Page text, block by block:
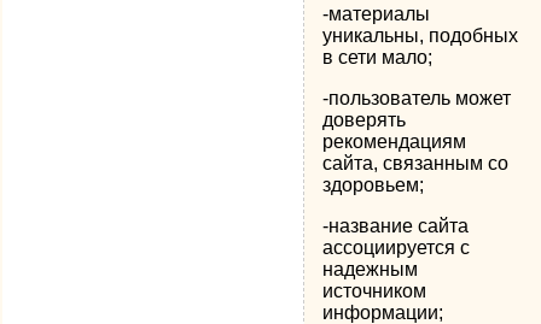
-материалы
уникальны, подобных
в сети мало;
-пользователь может
доверять
рекомендациям
сайта, связанным со
здоровьем;
-название сайта
ассоциируется с
надежным
источником
информации;